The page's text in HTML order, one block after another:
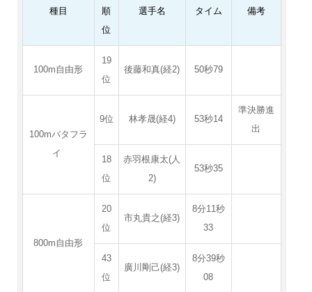
種目
順
位
選手名 タイム 備考
100m自由形
19
位
後藤和真(経2) 50秒79
100mバタフラ
イ
9位 林孝晟(経4) 53秒14
準決勝進
出
18
位
赤羽根康太(人
2)
53秒35
800m自由形
20
位
市丸貴之(経3)
8分11秒
33
43
位
廣川剛己(経3)
8分39秒
08